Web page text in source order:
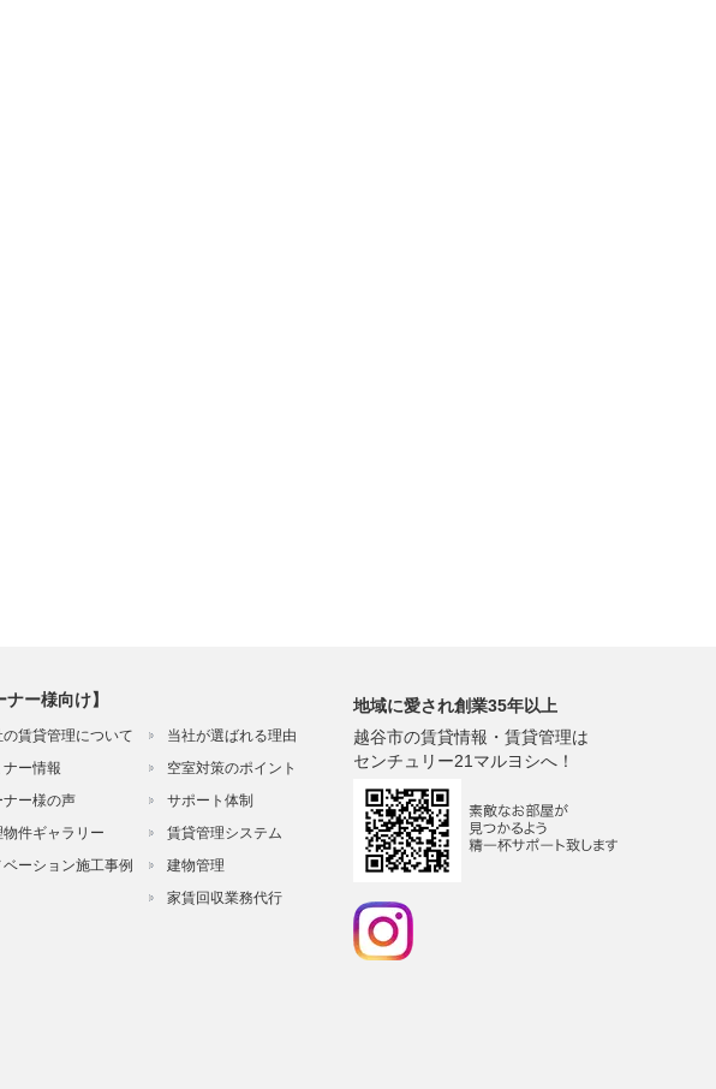
ナー様向け】
の賃貸管理について
ナー情報
ナー様の声
物件ギャラリー
ベーション施工事例
当社が選ばれる理由
空室対策のポイント
サポート体制
賃貸管理システム
建物管理
家賃回収業務代行
地域に愛され創業35年以上
越谷市の賃貸情報・賃貸管理は
センチュリー21マルヨシへ！